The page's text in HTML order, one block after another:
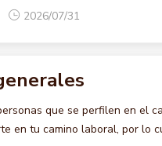
2026/07/31
que se perfilen en el
en tu camino laboral, por lo